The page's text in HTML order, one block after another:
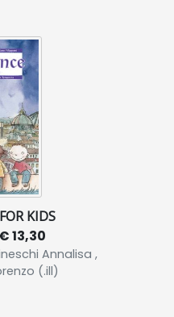
KIDS
€ 13,30
Annalisa ,
(.ill)